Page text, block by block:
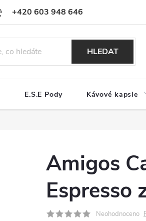
+420 603 948 646
Reklamační řád Jak nakupovat
HLEDAT
E.S.E Pody Kávové kapsle
Amigos
Espresso
Neohodnoceno